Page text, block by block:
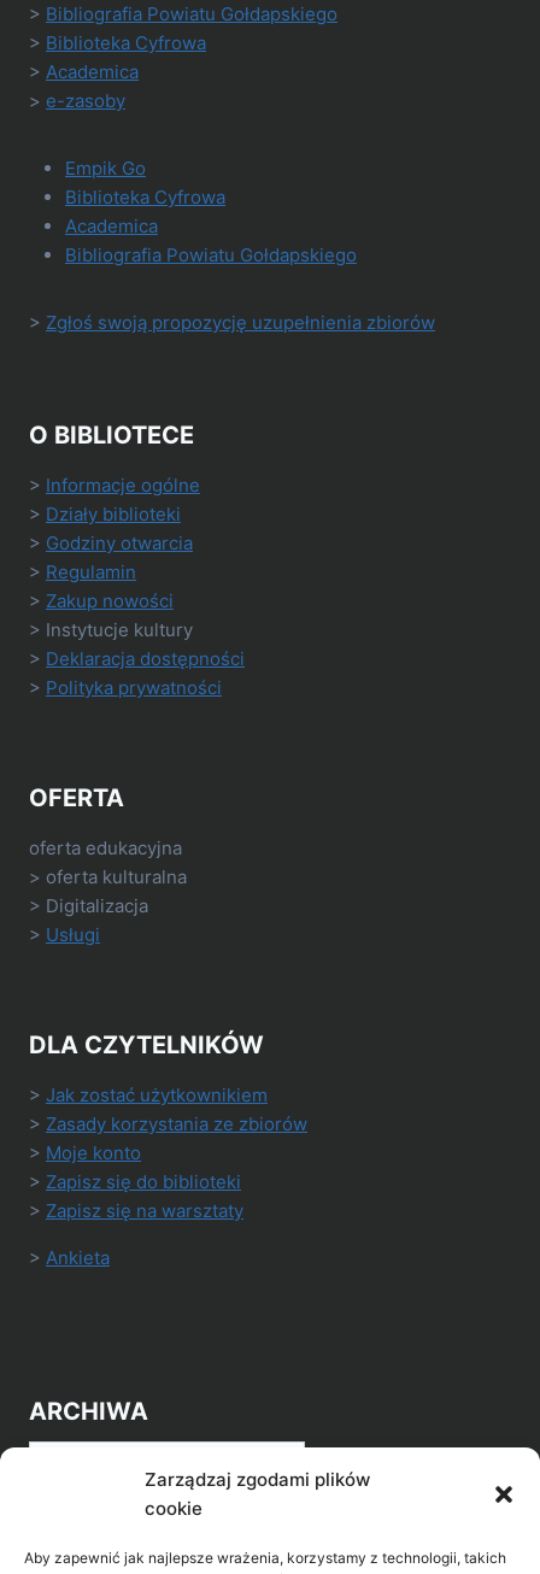
Zarządzaj zgodami plików
cookie
Aby zapewnić jak najlepsze wrażenia, korzystamy z technologii, takich
> Bibliografia Powiatu Gołdapskiego
> Biblioteka Cyfrowa
> Academica
> e-zasoby
Empik Go
Biblioteka Cyfrowa
Academica
Bibliografia Powiatu Gołdapskiego
> Zgłoś swoją propozycję uzupełnienia zbiorów
O BIBLIOTECE
> Informacje ogólne
> Działy biblioteki
> Godziny otwarcia
> Regulamin
> Zakup nowości
> Instytucje kultury
> Deklaracja dostępności
> Polityka prywatności
OFERTA
oferta edukacyjna
> oferta kulturalna
> Digitalizacja
> Usługi
DLA CZYTELNIKÓW
> Jak zostać użytkownikiem
> Zasady korzystania ze zbiorów
> Moje konto
> Zapisz się do biblioteki
> Zapisz się na warsztaty
> Ankieta
ARCHIWA
Archiwa